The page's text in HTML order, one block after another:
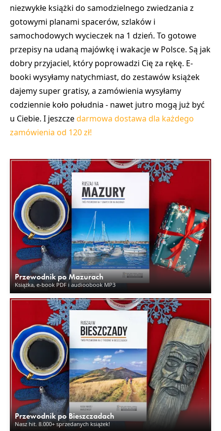
niezwykłe książki do samodzielnego zwiedzania z
gotowymi planami spacerów, szlaków i
samochodowych wycieczek na 1 dzień. To gotowe
przepisy na udaną majówkę i wakacje w Polsce. Są jak
dobry przyjaciel, który poprowadzi Cię za rękę. E-
booki wysyłamy natychmiast, do zestawów książek
dajemy super gratisy, a zamówienia wysyłamy
codziennie koło południa - nawet jutro mogą już być
u Ciebie. I jeszczedarmowa dostawa dla każdego
zamówienia od 120 zł!
Przewodnik po Mazurach
Książka, e-book PDF i audioobook MP3
Przewodnik po Bieszczadach
Nasz hit. 8.000+ sprzedanych książek!